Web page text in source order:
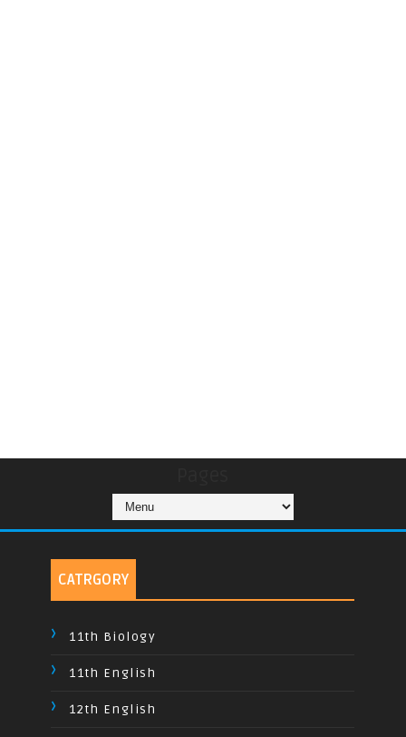
CATRGORY
11th Biology
11th English
12th English